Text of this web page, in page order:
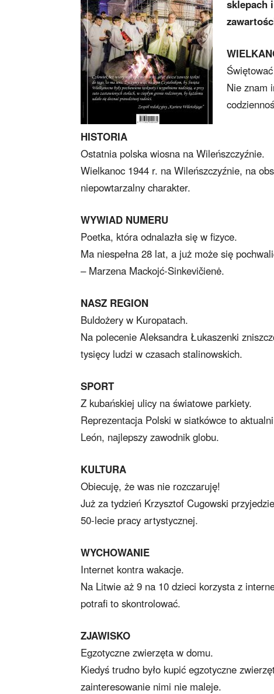
sklepach
Nie znam
HISTORIA
Ostatnia polska wiosna na Wileńszczyźnie.
Wielkanoc 1944 r. na Wileńszczyźnie, na
niepowtarzalny charakter.
WYWIAD NUMERU
Poetka, która odnalazła się w fizyce.
Ma niespełna 28 lat, a już może się
– Marzena Mackojć-Sinkevičienė.
NASZ REGION
Buldożery w Kuropatach.
Na polecenie Aleksandra Łukaszenki
tysięcy ludzi w czasach stalinowskich.
SPORT
Z kubańskiej ulicy na światowe parkiety.
Reprezentacja Polski w siatkówce to
León, najlepszy zawodnik globu.
KULTURA
Obiecuję, że was nie rozczaruję!
Już za tydzień Krzysztof Cugowski
50-lecie pracy artystycznej.
WYCHOWANIE
Internet kontra wakacje.
Na Litwie aż 9 na 10 dzieci korzysta z
potrafi to skontrolować.
ZJAWISKO
Egzotyczne zwierzęta w domu.
Kiedyś trudno było kupić egzotyczne
zainteresowanie nimi nie maleje.